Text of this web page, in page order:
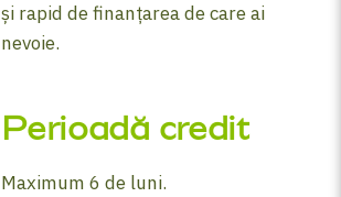
și rapid de finanțarea de care ai
nevoie.
Perioadă credit
Maximum 6 de luni.